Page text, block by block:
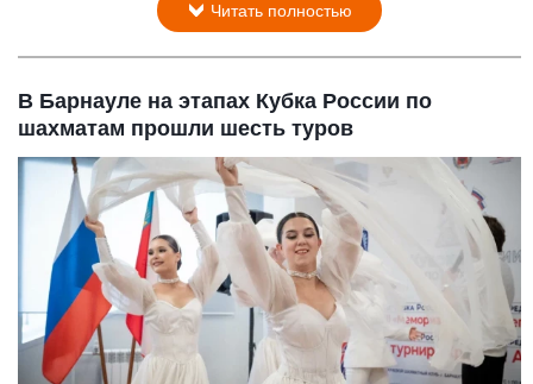
Читать полностью
В Барнауле на этапах Кубка России по
шахматам прошли шесть туров